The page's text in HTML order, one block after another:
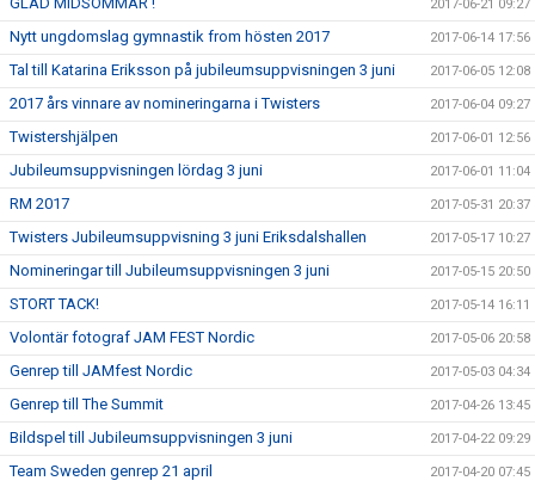
2017-06-21 09:27
Nytt ungdomslag gymnastik from hösten 2017 2017-06-14 17:56
Tal till Katarina Eriksson på jubileumsuppvisningen 3 juni 2017-06-05 12:08
2017 års vinnare av nomineringarna i Twisters 2017-06-04 09:27
Twistershjälpen 2017-06-01 12:56
Jubileumsuppvisningen lördag 3 juni 2017-06-01 11:04
RM 2017 2017-05-31 20:37
Twisters Jubileumsuppvisning 3 juni Eriksdalshallen 2017-05-17 10:27
Nomineringar till Jubileumsuppvisningen 3 juni 2017-05-15 20:50
STORT TACK! 2017-05-14 16:11
Volontär fotograf JAM FEST Nordic 2017-05-06 20:58
Genrep till JAMfest Nordic 2017-05-03 04:34
Genrep till The Summit 2017-04-26 13:45
Bildspel till Jubileumsuppvisningen 3 juni 2017-04-22 09:29
Team Sweden genrep 21 april 2017-04-20 07:45